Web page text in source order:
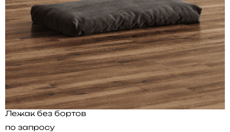
Лежак без бортов
по запросу